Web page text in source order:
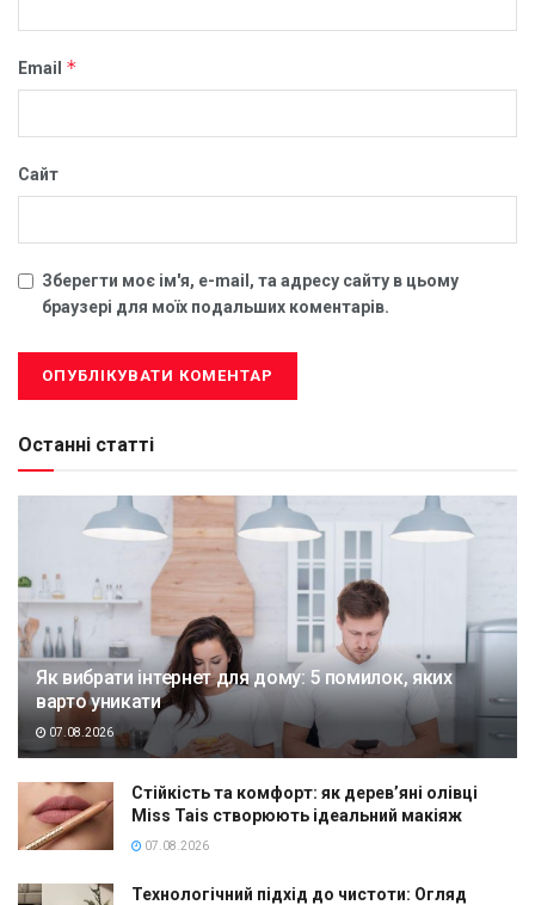
Email *
Сайт
Зберегти моє ім'я, e-mail, та адресу сайту в цьому
браузері для моїх подальших коментарів.
Останні статті
Як вибрати інтернет для дому: 5 помилок, яких
варто уникати
07.08.2026
Стійкість та комфорт: як дерев’яні олівці
Miss Tais створюють ідеальний макіяж
07.08.2026
Технологічний підхід до чистоти: Огляд